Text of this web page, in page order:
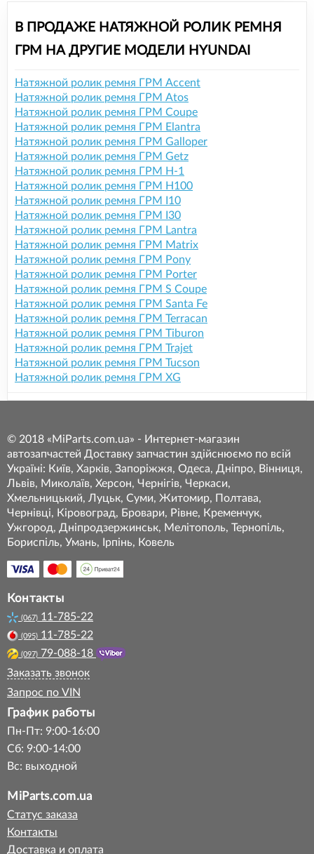
В ПРОДАЖЕ НАТЯЖНОЙ РОЛИК РЕМНЯ
ГРМ НА ДРУГИЕ МОДЕЛИ HYUNDAI
Натяжной ролик ремня ГРМ Accent
Натяжной ролик ремня ГРМ Atos
Натяжной ролик ремня ГРМ Coupe
Натяжной ролик ремня ГРМ Elantra
Натяжной ролик ремня ГРМ Galloper
Натяжной ролик ремня ГРМ Getz
Натяжной ролик ремня ГРМ H-1
Натяжной ролик ремня ГРМ H100
Натяжной ролик ремня ГРМ I10
Натяжной ролик ремня ГРМ I30
Натяжной ролик ремня ГРМ Lantra
Натяжной ролик ремня ГРМ Matrix
Натяжной ролик ремня ГРМ Pony
Натяжной ролик ремня ГРМ Porter
Натяжной ролик ремня ГРМ S Coupe
Натяжной ролик ремня ГРМ Santa Fe
Натяжной ролик ремня ГРМ Terracan
Натяжной ролик ремня ГРМ Tiburon
Натяжной ролик ремня ГРМ Trajet
Натяжной ролик ремня ГРМ Tucson
Натяжной ролик ремня ГРМ XG
© 2018 «MiParts.com.ua» - Интернет-магазин
автозапчастей Доставку запчастин здійснюємо по всій
Україні: Київ, Харків, Запоріжжя, Одеса, Дніпро, Вінниця,
Львів, Миколаїв, Херсон, Чернігів, Черкаси,
Хмельницький, Луцьк, Суми, Житомир, Полтава,
Чернівці, Кіровоград, Бровари, Рівне, Кременчук,
Ужгород, Дніпродзержинськ, Мелітополь, Тернопіль,
Бориспіль, Умань, Ірпінь, Ковель
Контакты
(067) 11-785-22
(095) 11-785-22
(097) 79-088-18
Заказать звонок
Запрос по VIN
График работы
Пн-Пт: 9:00-16:00
Сб: 9:00-14:00
Вс: выходной
MiParts.com.ua
Статус заказа
Контакты
Доставка и оплата